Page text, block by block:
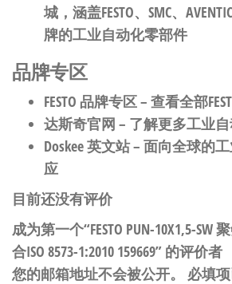
城，涵盖FESTO、SMC、
牌的工业自动化零部件
品牌专区
FESTO 品牌专区– 查看全部
达斯奇官网 – 了解更多工业
Doskee 英文站– 面向全球的
应
目前还没有评价
成为第一个“FESTO PUN-10X1,5-SW
合ISO 8573-1:2010 159669” 的评价者
您的邮箱地址不会被公开。
必填